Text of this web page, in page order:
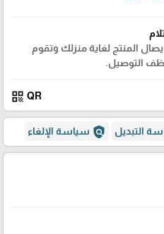
المنتج لغاية منزلك وتقوم
التوصيل.
QR
qr_code
التبديل policy سياسة الإلغاء